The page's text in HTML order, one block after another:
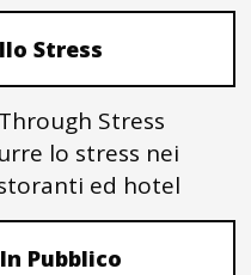
Stress
Stress
lo stress nei
ed hotel
Pubblico